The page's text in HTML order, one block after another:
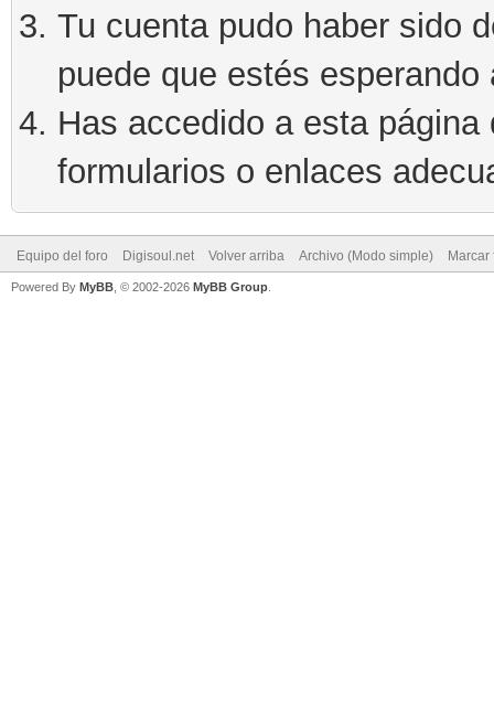
Tu cuenta pudo haber sido
puede que estés esperando
Has accedido a esta
formularios o enlaces
Equipo del foro Digisoul.net Volver arriba Archivo (Modo simple)
Powered By MyBB , © 2002-2026 MyBB Group